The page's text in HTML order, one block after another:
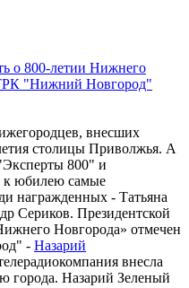
о 800-летии Нижнего
"Нижний Новгород"
внесших
столицы Приволжья. А
800" и
к юбилею самые
награжденных - Татьяна
Сериков. Президентской
Новгорода» отмечен
- Назарий
внесла
города. Назарий Зеленый